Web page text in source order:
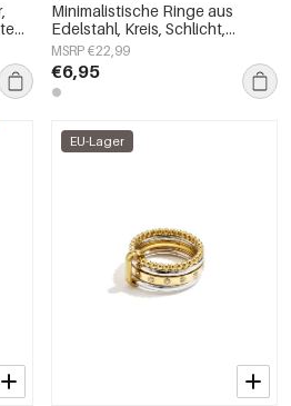
Minimalistische Ringe aus
Edelstahl, Kreis, Schlicht,
Alltagsschmuck,
Damenschmuck
MSRP €22,99
€6,95
EU-Lager